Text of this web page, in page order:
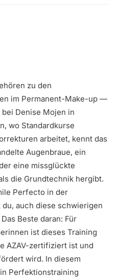
zu den
im Permanent-Make-up —
Denise Mojen in
wo Standardkurse
arbeitet, kennt das
Augenbraue, ein
eine missglückte
die Grundtechnik hergibt.
Perfecto in der
auch diese schwierigen
Beste daran: Für
ist dieses Training
AZAV-zertifiziert ist und
wird. In diesem
Perfektionstraining